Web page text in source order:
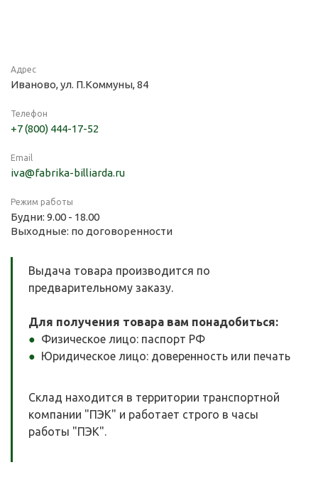
Адрес
Иваново, ул. П.Коммуны, 84
Телефон
+7 (800) 444-17-52
Email
iva@fabrika-billiarda.ru
Режим работы
Будни: 9.00 - 18.00
Выходные: по договоренности
Выдача товара производится по
предварительному заказу.
Для получения товара вам понадобиться:
Физическое лицо: паспорт РФ
Юридическое лицо: доверенность или печать
Склад находится в территории транспортной
компании "ПЭК" и работает строго в часы
работы "ПЭК".